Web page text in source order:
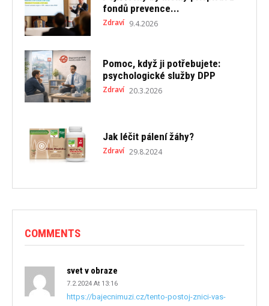
fondů prevence...
Zdraví 9.4.2026
Pomoc, když ji potřebujete:
psychologické služby DPP
Zdraví 20.3.2026
Jak léčit pálení žáhy?
Zdraví 29.8.2024
COMMENTS
svet v obraze
7.2.2024 At 13:16
https://bajecnimuzi.cz/tento-postoj-znici-vas-